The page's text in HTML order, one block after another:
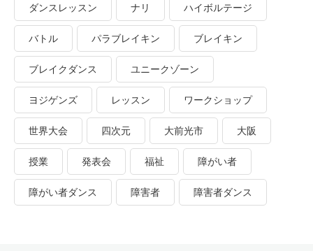
ダンスレッスン ナリ ハイボルテージ
バトル パラブレイキン ブレイキン
ブレイクダンス ユニークゾーン
ヨジゲンズ レッスン ワークショップ
世界大会 四次元 大前光市 大阪
授業 発表会 福祉 障がい者
障がい者ダンス 障害者 障害者ダンス